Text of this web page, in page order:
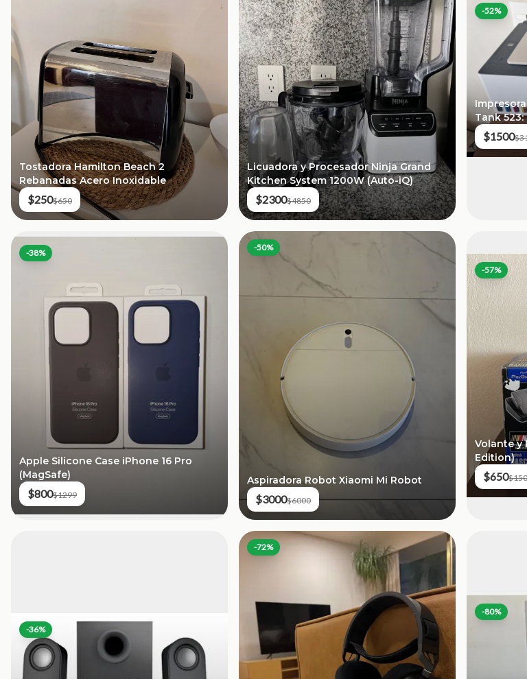
Tostadora Hamilton Beach 2
Rebanadas Acero Inoxidable
$250$650
Licuadora y Procesador Ninja Grand
Kitchen System 1200W (Auto-iQ)
$2300$4850
-52%
Tank
$1500
-38%
Apple Silicone Case iPhone 16 Pro
(MagSafe)
$800$1299
-50%
Aspiradora Robot Xiaomi Mi Robot
$3000$6000
-57%
Volante y
Edition)
$650
-36%
-72%
-80%